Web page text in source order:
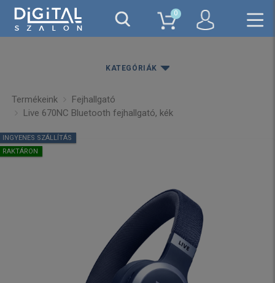
0
KATEGÓRIÁK
Termékeink
Fejhallgató
Live 670NC Bluetooth fejhallgató, kék
INGYENES SZÁLLÍTÁS
RAKTÁRON